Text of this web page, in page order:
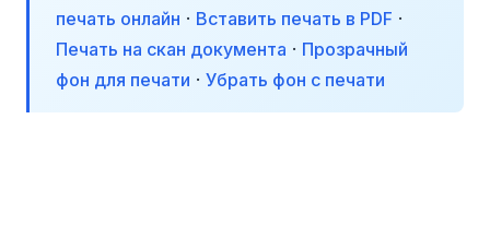
печать онлайн · Вставить печать в PDF ·
Печать на скан документа · Прозрачный
фон для печати · Убрать фон с печати